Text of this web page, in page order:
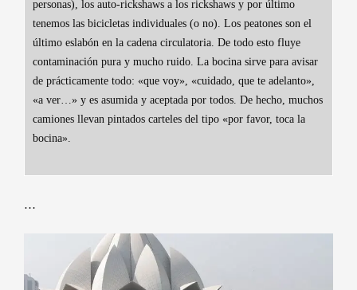
personas), los auto-rickshaws a los rickshaws y por último
tenemos las bicicletas individuales (o no). Los peatones son el
último eslabón en la cadena circulatoria. De todo esto fluye
contaminación pura y mucho ruido. La bocina sirve para avisar
de prácticamente todo: «que voy», «cuidado, que te adelanto»,
«a ver…» y es asumida y aceptada por todos. De hecho, muchos
camiones llevan pintados carteles del tipo «por favor, toca la
bocina».
…